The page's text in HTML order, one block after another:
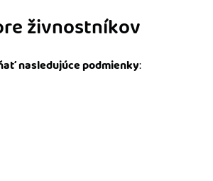
živnostníkov
nasledujúce podmienky: